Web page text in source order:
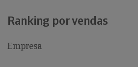
Ranking por vendas
Empresa